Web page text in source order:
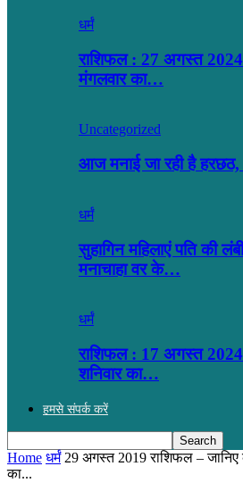
धर्मं
राशिफल : 27 अगस्त
मंगलवार का…
Uncategorized
आज मनाई जा रही है
धर्मं
सुहागिन महिलाएं पति की
मनाचाहा वर के…
धर्मं
राशिफल : 17 अगस्त
शनिवार का…
हमसे संपर्क करें
Home धर्मं 29 अगस्त 2019 राशिफल –
का...